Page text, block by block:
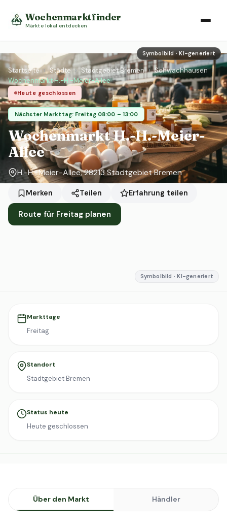
Wochenmarktfinder
Märkte lokal entdecken
Symbolbild · KI-generiert
Startseite › Städte › Stadtgebiet Bremen › Schwachhausen ›
Wochenmarkt H.-H.-Meier-Allee
Heute geschlossen
Nächster Markttag: Freitag 08:00 – 13:00
Wochenmarkt H.-H.-Meier-
Allee
H.-H.-Meier-Allee, 28213 Stadtgebiet Bremen
Merken Teilen Erfahrung teilen
Route für Freitag planen
Symbolbild · KI-generiert
Markttage
Freitag
Standort
Stadtgebiet Bremen
Status heute
Heute geschlossen
Über den Markt Händler